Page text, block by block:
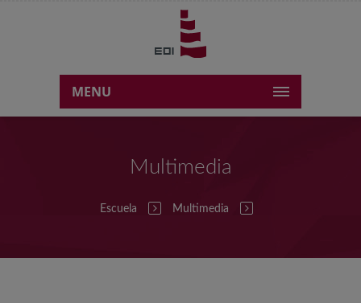
MENU
Multimedia
Escuela Multimedia